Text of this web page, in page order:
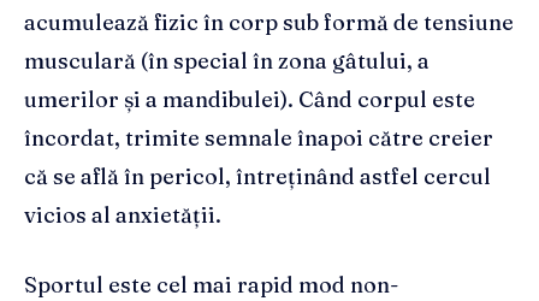
acumulează fizic în corp sub formă de tensiune
musculară (în special în zona gâtului, a
umerilor și a mandibulei). Când corpul este
încordat, trimite semnale înapoi către creier
că se află în pericol, întreținând astfel cercul
vicios al anxietății.
Sportul este cel mai rapid mod non-